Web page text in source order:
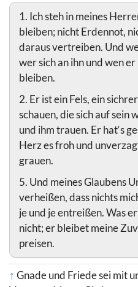
1. Ich steh in meines
bleiben; nicht Erdennot,
daraus vertreiben. Und
wer sich an ihn und wen
bleiben.
2. Er ist ein Fels, ein
schauen, die sich auf
und ihm trauen. Er hat‘s
Herz es froh und
grauen.
5. Und meines Glaubens
verheißen, dass nichts
je und je entreißen. Was
nicht; er bleibet meine
preisen.
↑ Gnade und Friede sei mit